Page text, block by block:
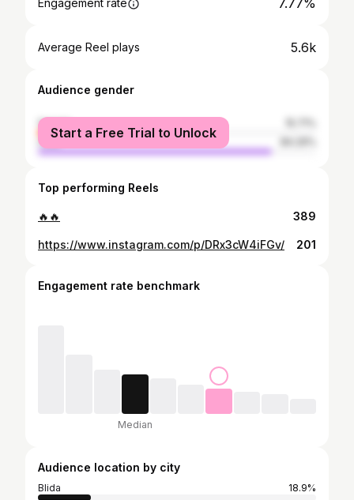
Engagement rate 7.77%
Average Reel plays 5.6k
Audience gender
female
male
Start a Free Trial to Unlock
Top performing Reels
🔥🔥 389
https://www.instagram.com/p/DRx3cW4iFGv/ 201
Engagement rate benchmark
Median
Audience location by city
Blida
18.9%